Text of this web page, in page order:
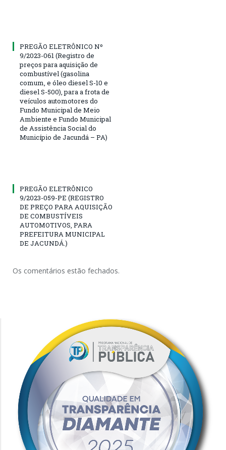
PREGÃO ELETRÔNICO Nº
9/2023-061 (Registro de
preços para aquisição de
combustível (gasolina
comum, e óleo diesel S-10 e
diesel S-500), para a frota de
veículos automotores do
Fundo Municipal de Meio
Ambiente e Fundo Municipal
de Assistência Social do
Município de Jacundá – PA)
PREGÃO ELETRÔNICO
9/2023-059-PE (REGISTRO
DE PREÇO PARA AQUISIÇÃO
DE COMBUSTÍVEIS
AUTOMOTIVOS, PARA
PREFEITURA MUNICIPAL
DE JACUNDÁ.)
Os comentários estão fechados.